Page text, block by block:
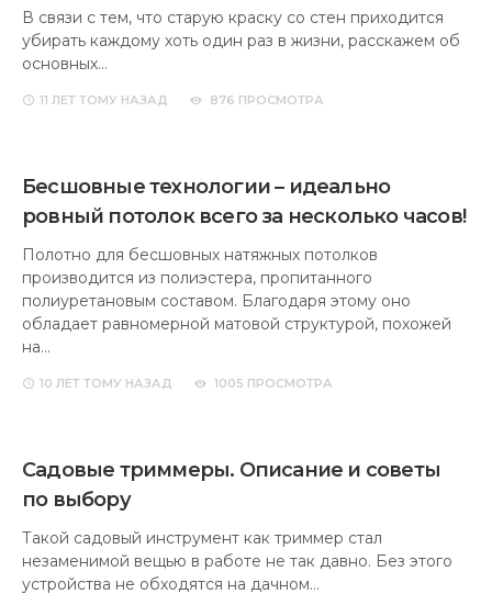
В связи с тем, что старую краску со стен приходится
убирать каждому хоть один раз в жизни, расскажем об
основных…
11 ЛЕТ ТОМУ НАЗАД 876 ПРОСМОТРА
Бесшовные технологии – идеально
ровный потолок всего за несколько часов!
Полотно для бесшовных натяжных потолков
производится из полиэстера, пропитанного
полиуретановым составом. Благодаря этому оно
обладает равномерной матовой структурой, похожей
на…
10 ЛЕТ ТОМУ НАЗАД 1005 ПРОСМОТРА
Садовые триммеры. Описание и советы
по выбору
Такой садовый инструмент как триммер стал
незаменимой вещью в работе не так давно. Без этого
устройства не обходятся на дачном…